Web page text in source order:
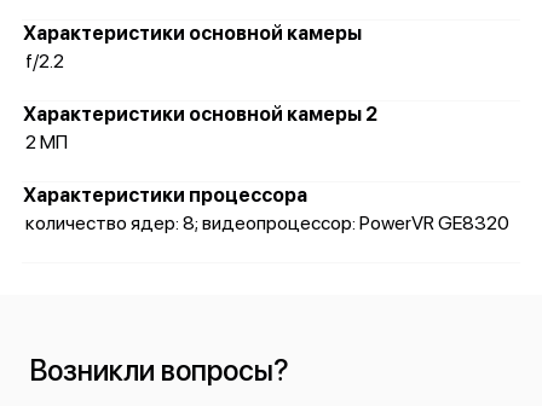
Характеристики основной камеры
f/2.2
Характеристики основной камеры 2
2 МП
Характеристики процессора
количество ядер: 8; видеопроцессор: PowerVR GE8320
Возникли вопросы?